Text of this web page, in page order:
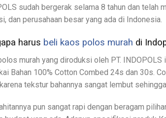
sudah bergerak selama 8 tahun dan telah
dan perusahaan besar yang ada di Indonesia.
harus beli kaos polos murah di
murah yang diroduksi oleh PT.
Bahan 100% Cotton Combed 24s dan 30s.
tekstur bahannya sangat lembut
pun sangat rapi dengan beragam